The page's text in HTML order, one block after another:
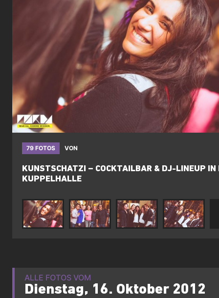
79 FOTOS VON
KUNSTSCHATZI – COCKTAILBAR & DJ-LINEUP IN
KUPPELHALLE
ALLE FOTOS VOM
Dienstag, 16. Oktober 2012